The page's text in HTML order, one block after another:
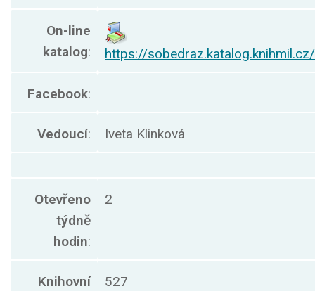
On-line
katalog: https://sobedraz.katalog.knihmil.cz/
Facebook:
Vedoucí: Iveta Klinková
Otevřeno
týdně
hodin:
2
Knihovní
527